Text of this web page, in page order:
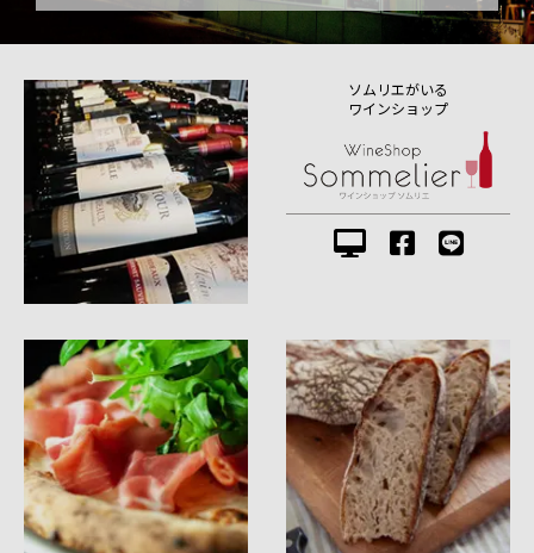
ソムリエがいる
ワインショップ